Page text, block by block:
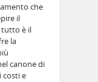
che
il
tutto è il
la
canone di
costi e